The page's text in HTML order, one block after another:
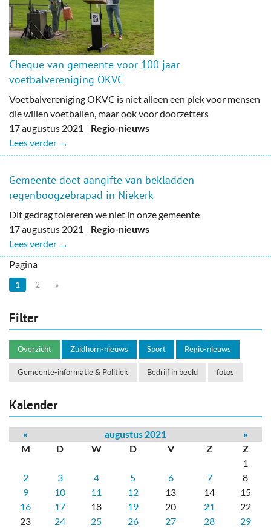
Cheque van gemeente voor 100 jaar
voetbalvereniging OKVC
Voetbalvereniging OKVC is niet alleen een plek voor mensen
die willen voetballen, maar ook voor doorzetters
17 augustus 2021 Regio-nieuws
Lees verder →
Gemeente doet aangifte van bekladden
regenboogzebrapad in Niekerk
Dit gedrag tolereren we niet in onze gemeente
17 augustus 2021 Regio-nieuws
Lees verder →
Pagina
1 2 »
Filter
Overzicht Zuidhorn-nieuws Sport Regio-nieuws
Gemeente-informatie & Politiek Bedrijf in beeld fotos
Kalender
« augustus 2021
»
M
D W D V Z
Z
1
2
3 4 5 6 7
8
9
10 11 12 13 14
15
16
17 18 19 20 21
22
23
24 25 26 27 28
29